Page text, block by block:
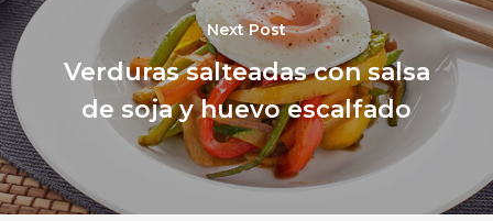
Next Post
Verduras salteadas con salsa
de soja y huevo escalfado